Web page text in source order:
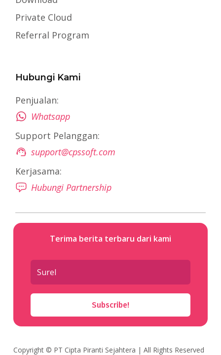
Private Cloud
Referral Program
Hubungi Kami
Penjualan:
Whatsapp
Support Pelanggan:
support@cpssoft.com
Kerjasama:
Hubungi Partnership
Terima berita terbaru dari kami
Subscribe!
Copyright © PT Cipta Piranti Sejahtera | All Rights Reserved